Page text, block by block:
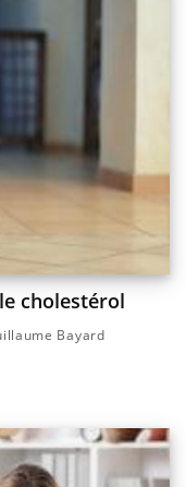
cholestérol
Bayard